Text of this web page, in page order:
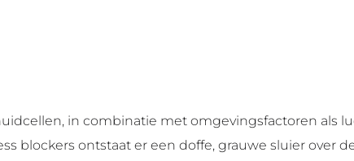
in combinatie met omgevingsfactoren als
blockers ontstaat er een doffe, grauwe sluier over